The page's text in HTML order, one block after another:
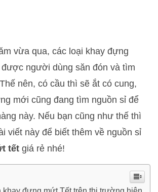
vừa qua, các loại khay đựng
được người dùng săn đón và tìm
nên, có cầu thì sẽ ắt có cung,
mới cũng đang tìm nguồn sỉ để
này. Nếu bạn cũng như thế thì
viết này để biết thêm về nguồn sỉ
tết giá rẻ nhé!